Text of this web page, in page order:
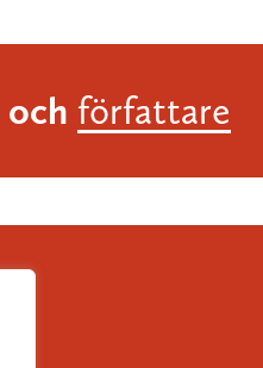
och författare